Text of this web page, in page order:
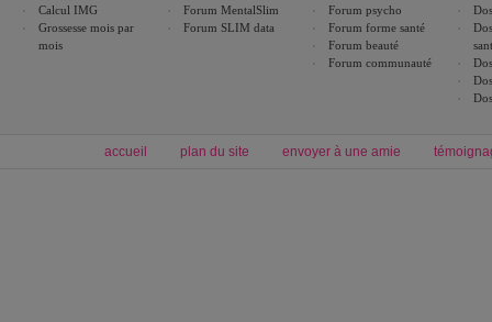
Calcul IMG
Grossesse mois par
mois
Forum MentalSlim
Forum SLIM data
Forum psycho
Forum forme santé
Forum beauté
Forum communauté
accueil plan du site envoyer à une amie